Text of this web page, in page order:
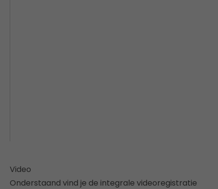
Video
Onderstaand vind je de integrale videoregistratie